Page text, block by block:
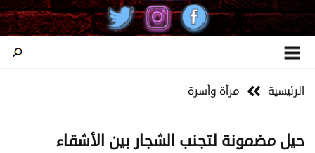
الرئيسية مرأة وأسرة
حيل مضمونة لتجنب الشجار بين الأشقاء